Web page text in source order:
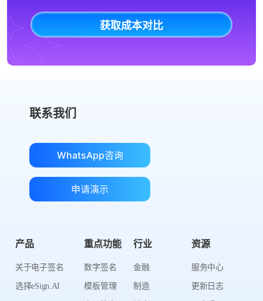
获取成本对比
联系我们
WhatsApp咨询
申请演示
产品
关于电子签名
选择eSign.AI
重点功能
数字签名
模板管理
行业
金融
制造
资源
服务中心
更新日志